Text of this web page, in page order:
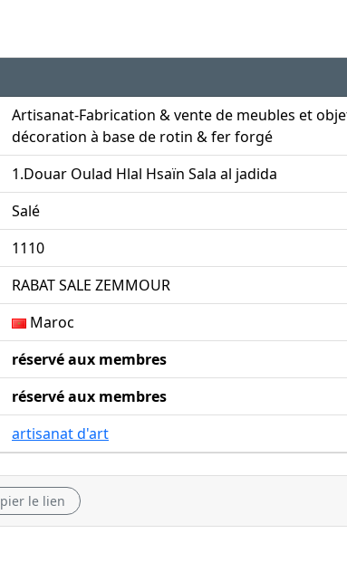
Artisanat-Fabrication & vente de meubles et
décoration à base de rotin & fer forgé
1.Douar Oulad Hlal Hsaïn Sala al jadida
Salé
1110
RABAT SALE ZEMMOUR
Maroc
réservé aux membres
réservé aux membres
artisanat d'art
le lien